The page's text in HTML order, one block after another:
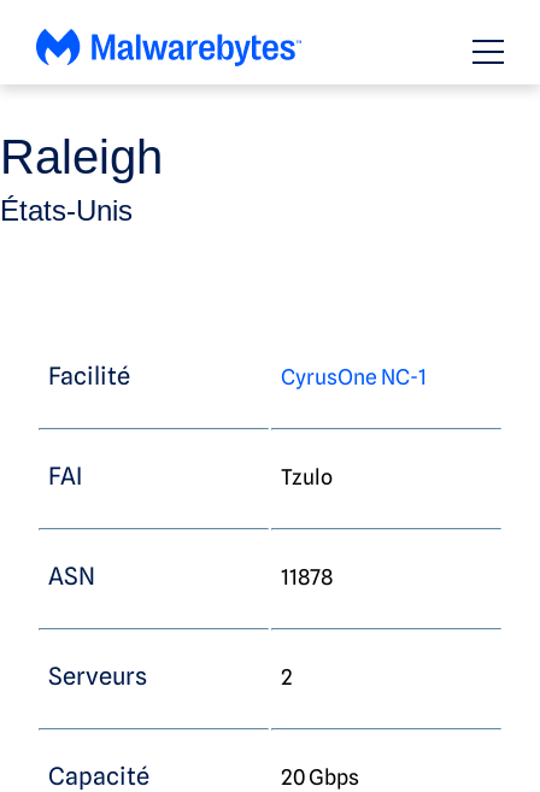
contenu
Raleigh
États-Unis
Facilité CyrusOne NC-1
FAI Tzulo
ASN 11878
Serveurs 2
Capacité 20 Gbps